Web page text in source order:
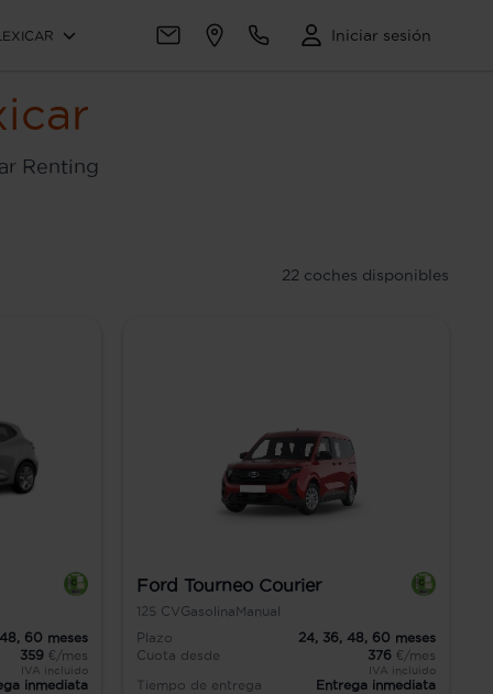
Iniciar sesión
Renting
22 coches disponibles
48, 60 meses
359 €/mes
IVA incluido
inmediata
Ford Tourneo Courier
125 CVGasolina Manual
Plazo
24, 36, 48, 60 meses
Cuota desde
376 €/mes
IVA incluido
Tiempo de entrega Entrega inmediata